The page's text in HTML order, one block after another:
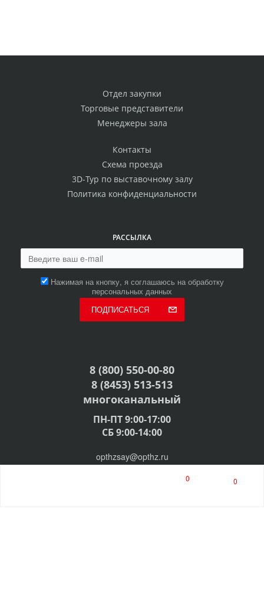
Отдел закупки
Торговые представители
Менеджеры зала
Контакты
Схема проезда
3D-Тур по выставочному залу
Политика конфиденциальности
РАССЫЛКА
Нажимая на кнопку, я соглашаюсь на обработку
персональных данных
ПОДПИСАТЬСЯ
8 (800) 550-00-80
8 (8453) 513-513
многоканальный
ПН-ПТ 9:00-17:00
СБ 9:00-14:00
opthzsay@opthz.ru
0 0